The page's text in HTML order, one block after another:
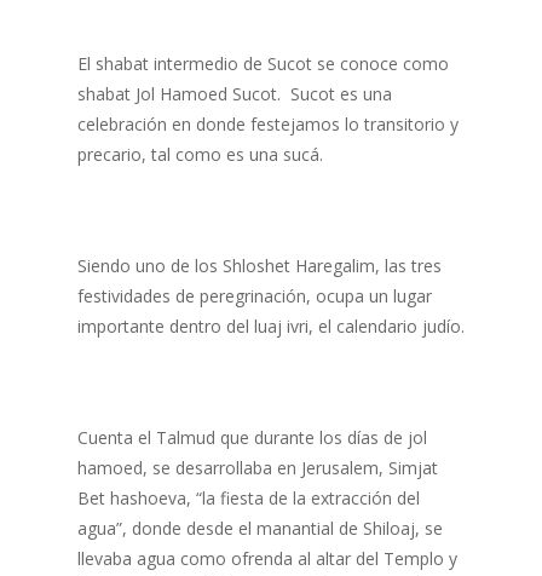
El shabat intermedio de Sucot se conoce como
shabat Jol Hamoed Sucot. Sucot es una
celebración en donde festejamos lo transitorio y
precario, tal como es una sucá.
Siendo uno de los Shloshet Haregalim, las tres
festividades de peregrinación, ocupa un lugar
importante dentro del luaj ivri, el calendario judío.
Cuenta el Talmud que durante los días de jol
hamoed, se desarrollaba en Jerusalem, Simjat
Bet hashoeva, “la fiesta de la extracción del
agua”, donde desde el manantial de Shiloaj, se
llevaba agua como ofrenda al altar del Templo y